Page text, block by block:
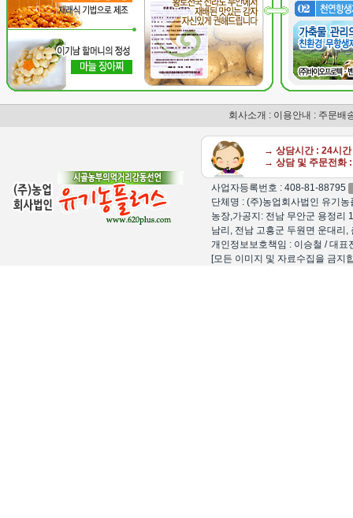
회사소개 : 이용안내 : 주문배
→ 상담시간 : 24시간
→ 상담 및 주문전화
사업자등록번호 : 408-81-88795
단체명 : (주)농업회사법인 유기
농장,가공지: 전남 무안군 용정리
남리, 전남 고흥군 두원면 운대리
개인정보보호책임 : 이승철 / 대
[모든 이미지 및 자료수집을 금지